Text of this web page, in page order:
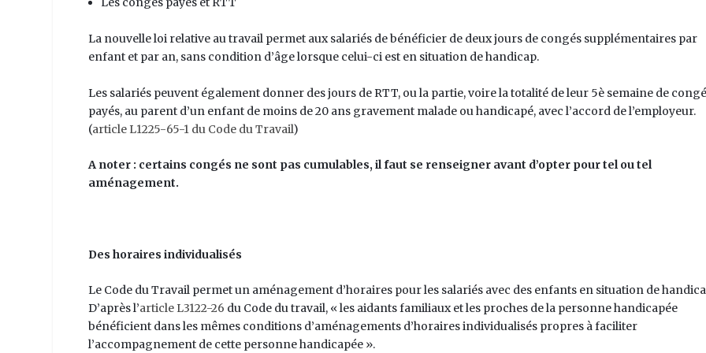
La nouvelle loi relative au travail permet aux salariés de bénéficier de deux jours de congés supplémentaires par
enfant et par an, sans condition d’âge lorsque celui-ci est en situation de handicap.
Les salariés peuvent également donner des jours de RTT, ou la partie, voire la totalité de leur 5è semaine de
payés, au parent d’un enfant de moins de 20 ans gravement malade ou handicapé, avec l’accord de l’employeur.
(article L1225-65-1 du Code du Travail)
A noter : certains congés ne sont pas cumulables, il faut se renseigner avant d’opter pour tel ou tel
aménagement.
Des horaires individualisés
Le Code du Travail permet un aménagement d’horaires pour les salariés avec des enfants en situation de
D’après l’article L3122-26 du Code du travail, « les aidants familiaux et les proches de la personne handicapée
bénéficient dans les mêmes conditions d’aménagements d’horaires individualisés propres à faciliter
l’accompagnement de cette personne handicapée ».